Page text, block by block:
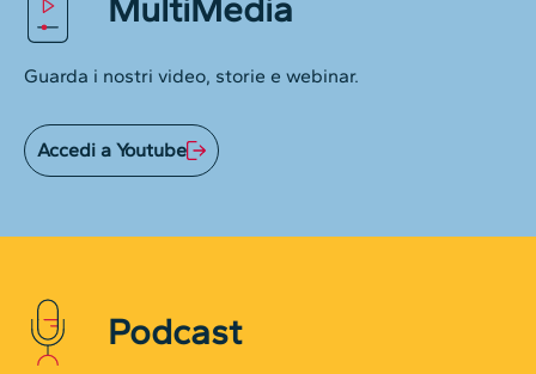
MultiMedia
Guarda i nostri video, storie e webinar.
Accedi a Youtube
Podcast